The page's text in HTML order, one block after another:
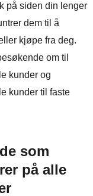
på siden din lenger
dem til å
kjøpe fra deg.
om til
kunder og
kunder til faste
som
på alle